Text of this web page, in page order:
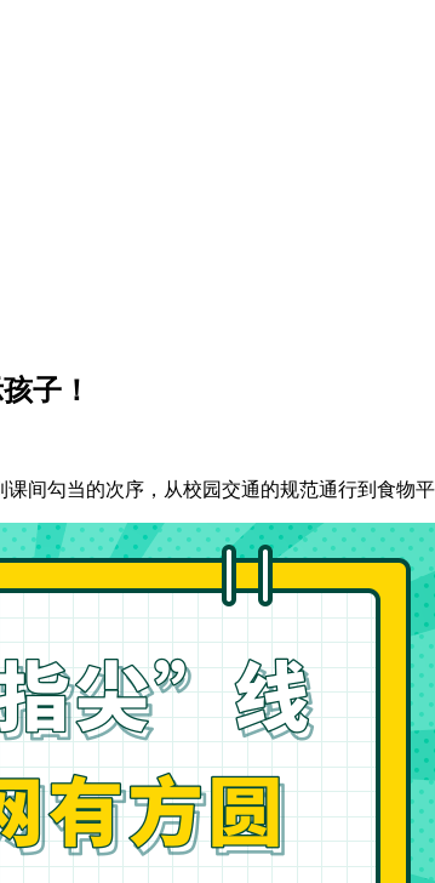
子！
勾当的次序，从校园交通的规范通行到食物